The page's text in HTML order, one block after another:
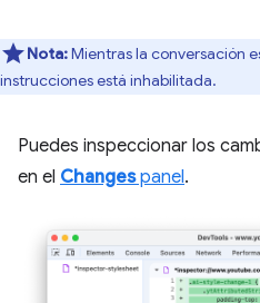
Nota:Mientras la conversación
instrucciones está inhabilitada.
Puedes inspeccionar los
en el Changespanel.